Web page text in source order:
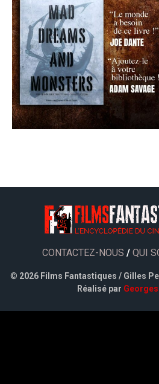
CONTACTEZ-NOUS / QUI
© 2026 Films Fantastiques / Gilles
Réalisé par